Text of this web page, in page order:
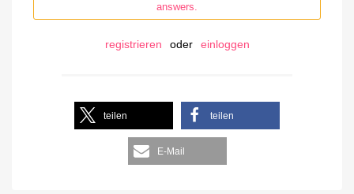
answers.
registrieren oder einloggen
teilen teilen
E-Mail